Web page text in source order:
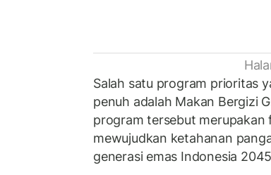
Salah satu program prioritas
penuh adalah Makan Bergizi
program tersebut merupakan
mewujudkan ketahanan
generasi emas Indonesia